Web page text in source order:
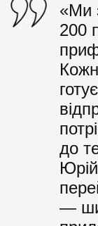
«Ми
200
до
—